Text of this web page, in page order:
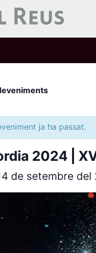
ja ha passat.
2024 |
de setembre del